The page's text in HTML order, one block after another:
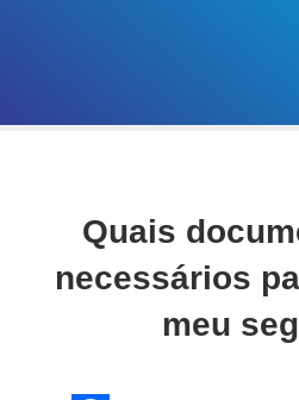
Quais
necessários
meu